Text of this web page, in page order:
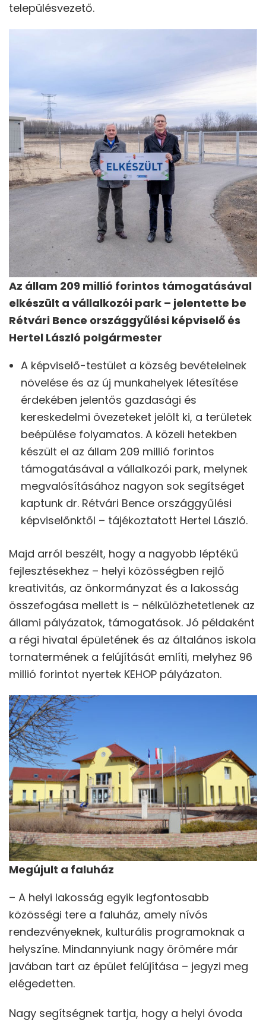
településvezető.
Az állam 209 millió forintos támogatásával
elkészült a vállalkozói park – jelentette be
Rétvári Bence országgyűlési képviselő és
Hertel László polgármester
A képviselő-testület a község bevételeinek
növelése és az új munkahelyek létesítése
érdekében jelentős gazdasági és
kereskedelmi övezeteket jelölt ki, a területek
beépülése folyamatos. A közeli hetekben
készült el az állam 209 millió forintos
támogatásával a vállalkozói park, melynek
megvalósításához nagyon sok segítséget
kaptunk dr. Rétvári Bence országgyűlési
képviselőnktől – tájékoztatott Hertel László.
Majd arról beszélt, hogy a nagyobb léptékű
fejlesztésekhez – helyi közösségben rejlő
kreativitás, az önkormányzat és a lakosság
összefogása mellett is – nélkülözhetetlenek az
állami pályázatok, támogatások. Jó példaként
a régi hivatal épületének és az általános iskola
tornatermének a felújítását említi, melyhez 96
millió forintot nyertek KEHOP pályázaton.
Megújult a faluház
– A helyi lakosság egyik legfontosabb
közösségi tere a faluház, amely nívós
rendezvényeknek, kulturális programoknak a
helyszíne. Mindannyiunk nagy örömére már
javában tart az épület felújítása – jegyzi meg
elégedetten.
Nagy segítségnek tartja, hogy a helyi óvoda